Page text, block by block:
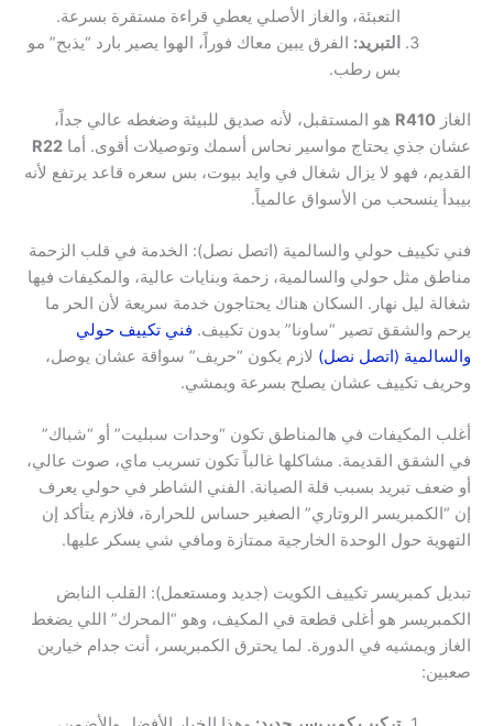
التعبئة، والغاز الأصلي يعطي قراءة مستقرة بسرعة.
التبريد: الفرق يبين معاك فوراً، الهوا يصير بارد “يذبح” مو
بس رطب.
الغاز R410 هو المستقبل، لأنه صديق للبيئة وضغطه عالي جداً،
عشان جذي يحتاج مواسير نحاس أسمك وتوصيلات أقوى. أما R22
القديم، فهو لا يزال شغال في وايد بيوت، بس سعره قاعد يرتفع لأنه
بيبدأ ينسحب من الأسواق عالمياً.
فني تكييف حولي والسالمية (اتصل نصل): الخدمة في قلب الزحمة
مناطق مثل حولي والسالمية، زحمة وبنايات عالية، والمكيفات فيها
شغالة ليل نهار. السكان هناك يحتاجون خدمة سريعة لأن الحر ما
يرحم والشقق تصير “ساونا” بدون تكييف. فني تكييف حولي
والسالمية (اتصل نصل) لازم يكون “حريف” سواقة عشان يوصل،
وحريف تكييف عشان يصلح بسرعة ويمشي.
أغلب المكيفات في هالمناطق تكون “وحدات سبليت” أو “شباك”
في الشقق القديمة. مشاكلها غالباً تكون تسريب ماي، صوت عالي،
أو ضعف تبريد بسبب قلة الصيانة. الفني الشاطر في حولي يعرف
إن “الكمبريسر الروتاري” الصغير حساس للحرارة، فلازم يتأكد إن
التهوية حول الوحدة الخارجية ممتازة ومافي شي يسكر عليها.
تبديل كمبريسر تكييف الكويت (جديد ومستعمل): القلب النابض
الكمبريسر هو أغلى قطعة في المكيف، وهو “المحرك” اللي يضغط
الغاز ويمشيه في الدورة. لما يحترق الكمبريسر، أنت جدام خيارين
صعبين: